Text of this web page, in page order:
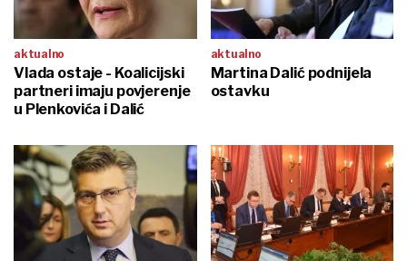
aktualno
Vlada ostaje - Koalicijski
partneri imaju povjerenje
u Plenkovića i Dalić
aktualno
Martina Dalić podnijela
ostavku